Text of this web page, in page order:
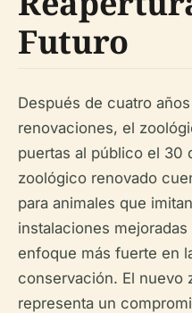
Futuro
Después de cuatro
renovaciones, el
puertas al público el 30
zoológico renovado
para animales que
instalaciones
enfoque más fuerte en
conservación. El nuevo
representa un